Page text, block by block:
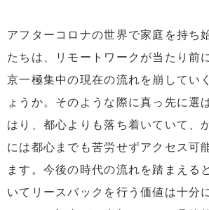
アフターコロナの世界で家庭を持ち
たちは、リモートワークが当たり前
京一極集中の現在の流れを崩してい
ょうか。そのような際に真っ先に選
はり、都心よりも落ち着いていて、
には都心までも苦労せずアクセス可
ます。今後の時代の流れを踏まえる
いてリースバックを行う価値は十分